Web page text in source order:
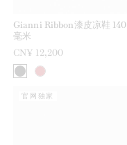
Gianni Ribbon漆皮凉鞋 140
毫米
CN¥ 12,200
官网独家